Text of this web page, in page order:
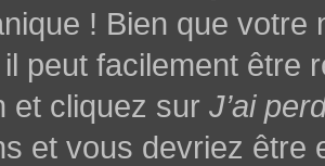
! Bien que
peut facilement être
et cliquez sur J’ai
et vous devriez être